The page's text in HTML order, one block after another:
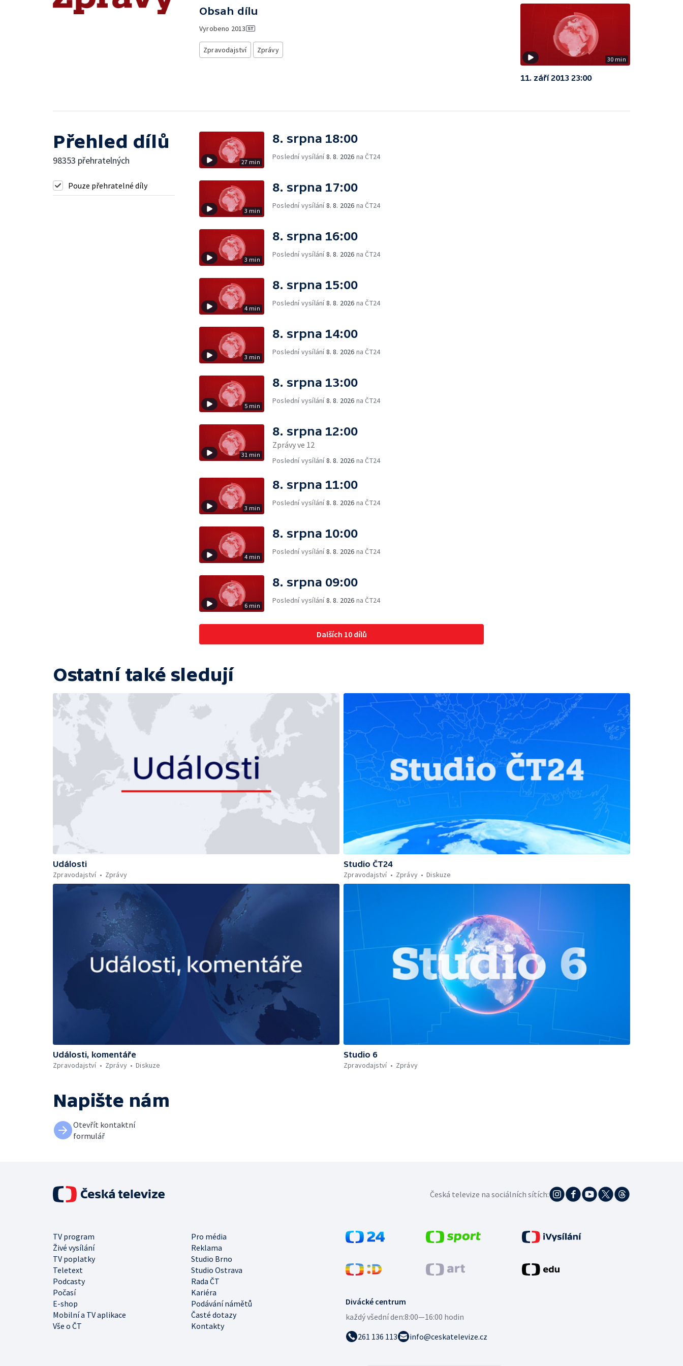
Obsah dílu
Vyrobeno 2013
Zpravodajství Zprávy
30 min
11. září 2013 23:00
Přehled dílů
98353 přehratelných
Pouze přehratelné díly
27 min
8. srpna 18:00
Poslední vysílání8. 8. 2026 na ČT24
3 min
8. srpna 17:00
Poslední vysílání8. 8. 2026 na ČT24
3 min
8. srpna 16:00
Poslední vysílání8. 8. 2026 na ČT24
4 min
8. srpna 15:00
Poslední vysílání8. 8. 2026 na ČT24
3 min
8. srpna 14:00
Poslední vysílání8. 8. 2026 na ČT24
5 min
8. srpna 13:00
Poslední vysílání8. 8. 2026 na ČT24
31 min
8. srpna 12:00
Zprávy ve 12
Poslední vysílání8. 8. 2026 na ČT24
3 min
8. srpna 11:00
Poslední vysílání8. 8. 2026 na ČT24
4 min
8. srpna 10:00
Poslední vysílání8. 8. 2026 na ČT24
6 min
8. srpna 09:00
Poslední vysílání8. 8. 2026 na ČT24
Dalších 10 dílů
Ostatní také sledují
Události
Zpravodajství
Zprávy
Studio ČT24
Zpravodajství
Zprávy Diskuze
Události, komentáře
Zpravodajství
Zprávy Diskuze
Studio 6
Zpravodajství
Zprávy
Napište nám
Otevřít kontaktní
formulář
Divácké centrum
každý všední den:8:00—16:00 hodin
261 136 113
info@ceskatelevize.cz
TV program
Pro média
Živé vysílání
Reklama
TV poplatky
Studio Brno
Teletext
Studio Ostrava
Podcasty
Rada ČT
Počasí
Kariéra
E-shop
Podávání námětů
Mobilní a TV aplikace
Časté dotazy
Vše o ČT
Kontakty
Česká televize na sociálních sítích: